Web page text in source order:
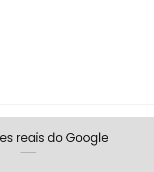
reais do Google